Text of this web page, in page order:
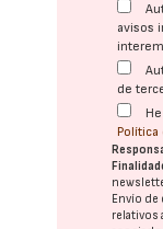
avisos
de
Política
Envío de
relativos